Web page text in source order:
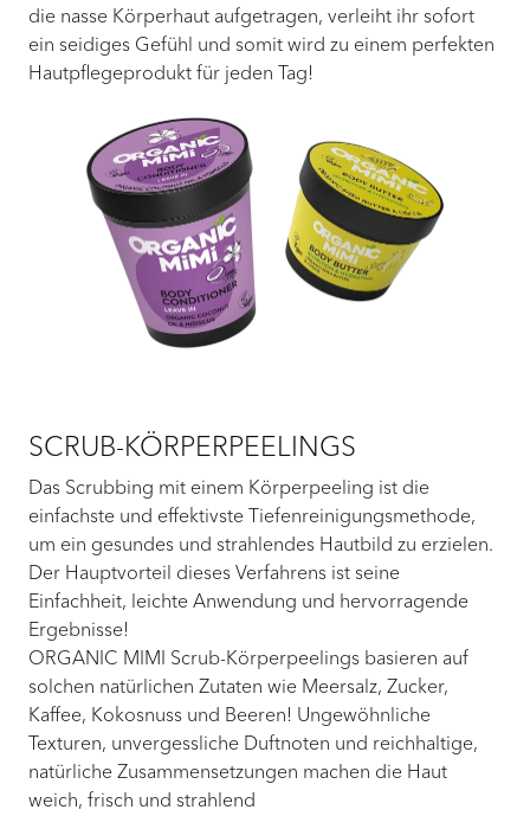
die nasse Körperhaut aufgetragen, verleiht ihr sofort
ein seidiges Gefühl und somit wird zu einem perfekten
Hautpflegeprodukt für jeden Tag!
SCRUB-KÖRPERPEELINGS
Das Scrubbing mit einem Körperpeeling ist die
einfachste und effektivste Tiefenreinigungsmethode,
um ein gesundes und strahlendes Hautbild zu erzielen.
Der Hauptvorteil dieses Verfahrens ist seine
Einfachheit, leichte Anwendung und hervorragende
Ergebnisse!
ORGANIC MIMI Scrub-Körperpeelings basieren auf
solchen natürlichen Zutaten wie Meersalz, Zucker,
Kaffee, Kokosnuss und Beeren! Ungewöhnliche
Texturen, unvergessliche Duftnoten und reichhaltige,
natürliche Zusammensetzungen machen die Haut
weich, frisch und strahlend